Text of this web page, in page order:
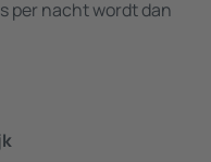
per nacht wordt dan